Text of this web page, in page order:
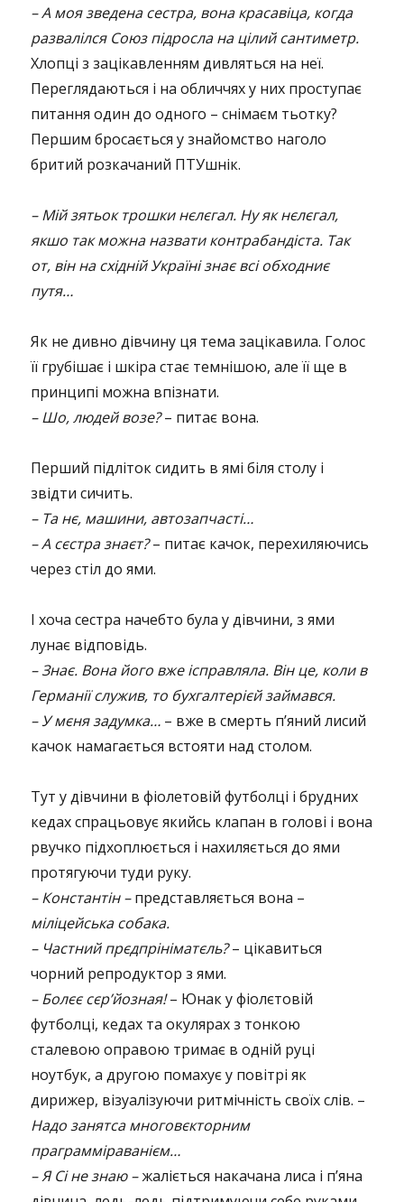
– А моя зведена сестра, вона красавіца, когда
развалілся Союз підросла на цілий сантиметр.
Хлопці з зацікавленням дивляться на неї.
Переглядаються і на обличчях у них проступає
питання один до одного – снімаєм тьотку?
Першим бросається у знайомство наголо
бритий розкачаний ПТУшнік.
– Мій зятьок трошки нєлєгал. Ну як нєлєгал,
якшо так можна назвати контрабандіста. Так
от, він на східній Україні знає всі обходниє
путя…
Як не дивно дівчину ця тема зацікавила. Голос
її грубішає і шкіра стає темнішою, але її ще в
принципі можна впізнати.
– Шо, людей возе?– питає вона.
Перший підліток сидить в ямі біля столу і
звідти сичить.
– Та нє, машини, автозапчасті…
– А сєстра знаєт?– питає качок, перехиляючись
через стіл до ями.
І хоча сестра начебто була у дівчини, з ями
лунає відповідь.
– Знає. Вона його вже ісправляла. Він це, коли в
Германії служив, то бухгалтерієй займався.
– У мєня задумка… – вже в смерть п’яний лисий
качок намагається встояти над столом.
Тут у дівчини в фіолетовій футболці і брудних
кедах спрацьовує якийсь клапан в голові і вона
рвучко підхоплюється і нахиляється до ями
протягуючи туди руку.
– Константін –представляється вона –
міліцейська собака.
– Частний прєдпрініматєль?– цікавиться
чорний репродуктор з ями.
– Болєє сєр’йозная!– Юнак у фіолєтовій
футболці, кедах та окулярах з тонкою
сталевою оправою тримає в одній руці
ноутбук, а другою помахує у повітрі як
дирижер, візуалізуючи ритмічність своїх слів. –
Надо занятса многовєкторним
праграмміраванієм…
– Я Сі не знаю –жаліється накачана лиса і п’яна